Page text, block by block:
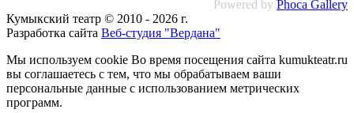
Powered by Phoca Gallery
Кумыкский театр © 2010 - 2026 г.
Разработка сайта Веб-студия "Вердана"
Мы используем cookie Во время посещения сайта kumukteatr.ru
вы соглашаетесь с тем, что мы обрабатываем ваши
персональные данные с использованием метрических
программ.